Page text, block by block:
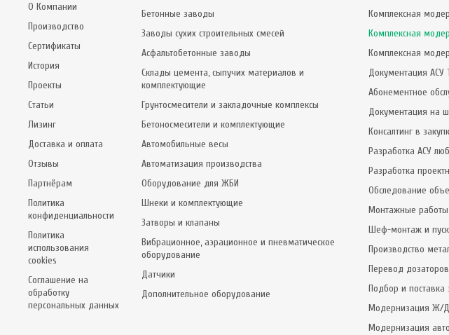
О Компании
Производство
Сертификаты
История
Проекты
Статьи
Лизинг
Доставка и оплата
Отзывы
Партнёрам
Политика
конфиденциальности
Политика
использования
cookies
Соглашение на
обработку
персональных данных
Бетонные заводы
Заводы сухих строительных смесей
Асфальтобетонные заводы
Склады цемента, сыпучих материалов и
комплектующие
Грунтосмесители и закладочные комплексы
Бетоносмесители и комплектующие
Автомобильные весы
Автоматизация производства
Оборудование для ЖБИ
Шнеки и комплектующие
Затворы и клапаны
Вибрационное, аэрационное и пневматическое
оборудование
Датчики
Дополнительное оборудование
Комплексная
Комплексная
Комплексная
Документация АСУ
Абонементное
Документация на
Консалтинг в
Разработка АСУ
Разработка
Обследование
Монтажные работы
Шеф-монтаж и
Производство
Перевод
Подбор и поставка
Модернизация Ж/Д
Модернизация